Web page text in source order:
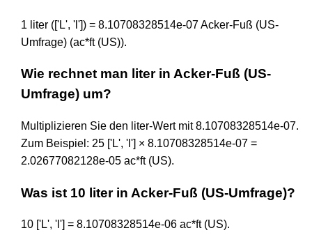
1 liter (['L', 'l']) = 8.10708328514e-07 Acker-Fuß (US-
Umfrage) (ac*ft (US)).
Wie rechnet man liter in Acker-Fuß (US-
Umfrage) um?
Multiplizieren Sie den liter-Wert mit 8.10708328514e-07.
Zum Beispiel: 25 ['L', 'l'] × 8.10708328514e-07 =
2.02677082128e-05 ac*ft (US).
Was ist 10 liter in Acker-Fuß (US-Umfrage)?
10 ['L', 'l'] = 8.10708328514e-06 ac*ft (US).